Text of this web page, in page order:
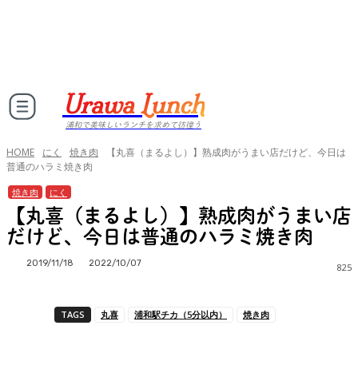
Urawa Lunch
浦和で美味しいランチを求めて彷徨う
HOME にく 焼き肉
【丸喜（まるよし）】熟成肉がうまい店だけど、今日は
普通のハラミ焼き肉
焼き肉 にく
【丸喜（まるよし）】熟成肉がうまい店
だけど、今日は普通のハラミ焼き肉
825
2019/11/18 2022/10/07
TAGS 丸喜 浦和駅チカ（5分以内） 焼き肉